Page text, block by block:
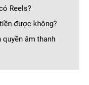
Reels?
được không?
quyền âm thanh